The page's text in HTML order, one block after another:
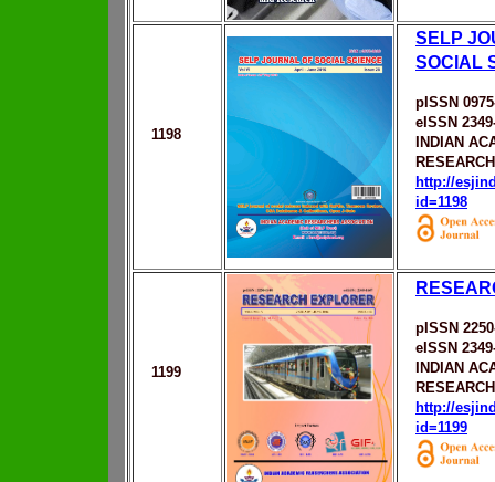
1198
SELP
SOCIAL
pISSN
eISSN
INDIAN
http://
id=1198
1199
pISSN
eISSN
INDIAN
http://
id=1199